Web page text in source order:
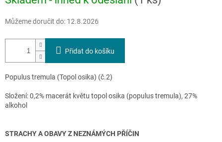
cena:
Můžeme doručit do: 12.8.2026
Přidat do košíku
Populus tremula (Topol osika) (č.2)
Složení: 0,2% macerát květu topol osika (populus tremula), 27%
alkohol
STRACHY A OBAVY Z NEZNÁMÝCH PŘÍČIN